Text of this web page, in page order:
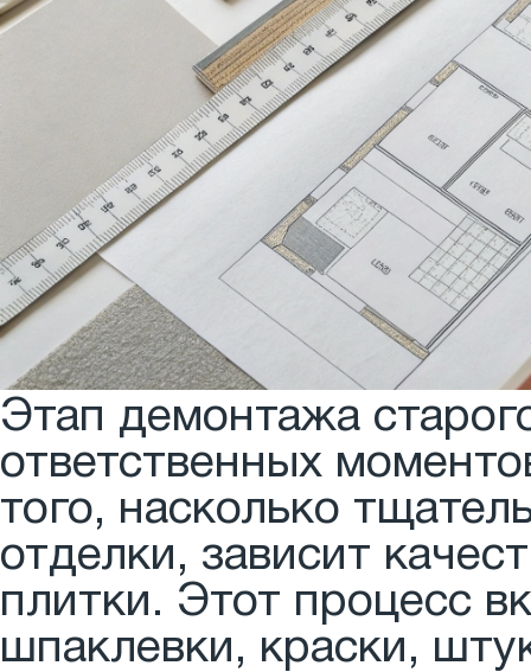
Этап демонтажа
ответственных
того, насколько
отделки, зависит
плитки. Этот процесс
шпаклевки, краски,